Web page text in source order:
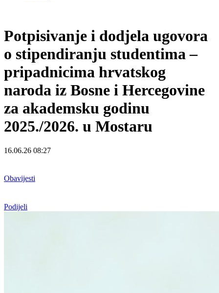
Potpisivanje i dodjela ugovora
o stipendiranju studentima –
pripadnicima hrvatskog
naroda iz Bosne i Hercegovine
za akademsku godinu
2025./2026. u Mostaru
16.06.26 08:27
Obavijesti
Podijeli